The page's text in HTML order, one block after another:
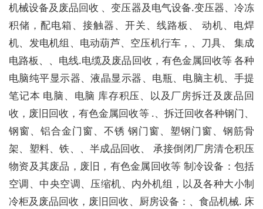
机械设备及废品回收 、变压器及电气设备.变压器、冷冻
积储，配电箱、接触器、开关、线路板、 动机、电焊
机、发电机组、电动葫芦、空压机行车，、刀具、 集成
电路板、、电线.电缆及废品回收，有色金属回收等 各种
电脑纯平显示器、液晶显示器、电瓶、电脑主机、手提
笔记本 电脑、电脑 库存积压、以及厂房拆迁及废品回
收，废旧回收，有色金属回收等 .、拆迁回收各种钢门、
钢窗、铝合金门窗、不锈 钢门窗、塑钢门窗、钢筋骨
架、塑料、铁、、半成品回收、 承接倒闭厂房清仓积压
物资及其废品，废旧，有色金属回收等 制冷设备：包括
空调、中央空调、压缩机、内外机组，以及各种大小制
冷柜及废品回收，废旧回收、厨房设备：、食品机械. 床